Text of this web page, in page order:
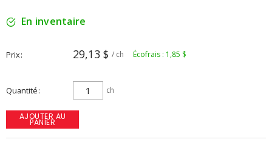
En inventaire
Prix 29,13 $ / ch Écofrais : 1,85 $
Quantité ch
AJOUTER AU
PANIER